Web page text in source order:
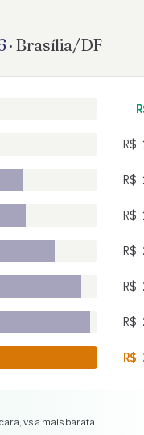
· Brasília/DF
R$
R$
R$
R$
R$
R$
R$
vs a mais barata